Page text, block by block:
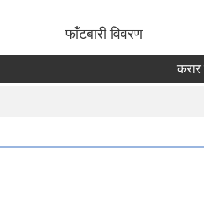
फाँटबारी विवरण
करार सेवा